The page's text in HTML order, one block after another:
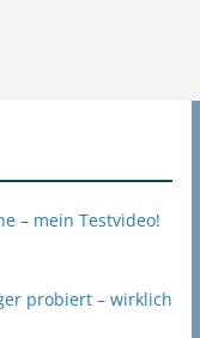
– mein Testvideo!
probiert – wirklich